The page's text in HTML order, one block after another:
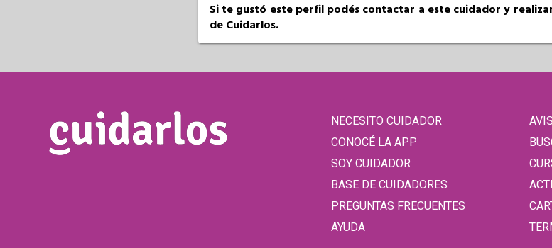
Si te gustó este perfil podés contactar a este cuidador y
de Cuidarlos.
NECESITO CUIDADOR
CONOCÉ LA APP
SOY CUIDADOR
BASE DE CUIDADORES
PREGUNTAS FRECUENTES
AYUDA